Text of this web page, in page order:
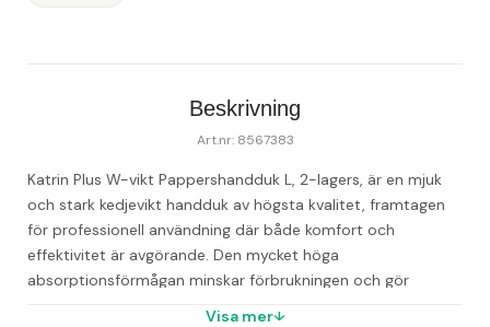
Beskrivning
Art.nr: 8567383
Katrin Plus W-vikt Pappershandduk L, 2-lagers, är en mjuk
och stark kedjevikt handduk av högsta kvalitet, framtagen
för professionell användning där både komfort och
effektivitet är avgörande. Den mycket höga
absorptionsförmågan minskar förbrukningen och gör
Visa mer